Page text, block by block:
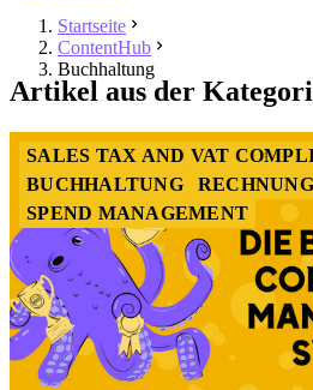
Startseite
ContentHub
Buchhaltung
Artikel aus der
SALES TAX AND VAT
BUCHHALTUNG
SPEND MANAGEMENT